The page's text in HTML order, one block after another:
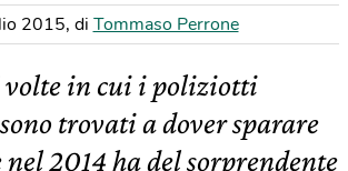
2015, di Tommaso Perrone
volte in cui i poliziotti
trovati a dover sparare
2014 ha del sorprendente